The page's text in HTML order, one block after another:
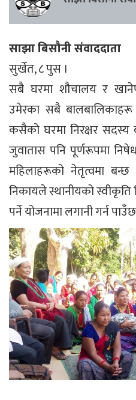
साझा बिसौनी संवाददाता
सुर्खेत, ८ पुस ।
सबै घरमा शौचालय र
उमेरका सबै बालबालिकाहरू
कसैको घरमा निरक्षर सदस्य
जुवातास पनि पूर्णरूपमा
महिलाहरूको नेतृत्वमा
निकायले स्थानीयको
पर्ने योजनामा लगानी गर्न